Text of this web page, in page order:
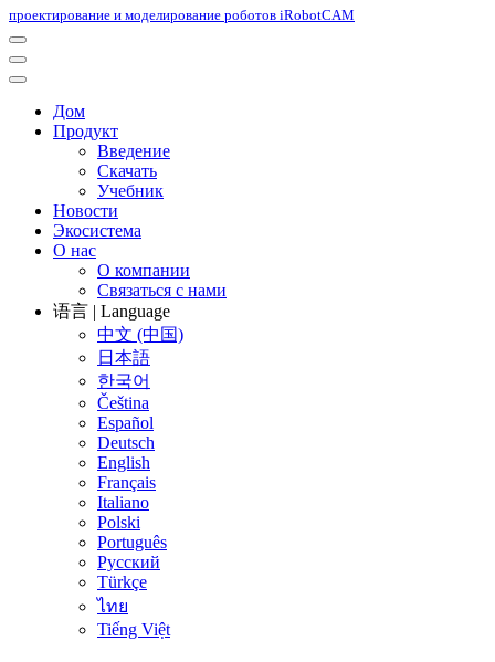
проектирование и моделирование роботов iRobotCAM
Navigation
Menu
Navigation
Menu
Дом
Продукт
Введение
Скачать
Учебник
Новости
Экосистема
О нас
О компании
Связаться с нами
语言 | Language
中文 (中国)
日本語
한국어
Čeština
Español
Deutsch
English
Français
Italiano
Polski
Português
Русский
Türkçe
ไทย
Tiếng Việt